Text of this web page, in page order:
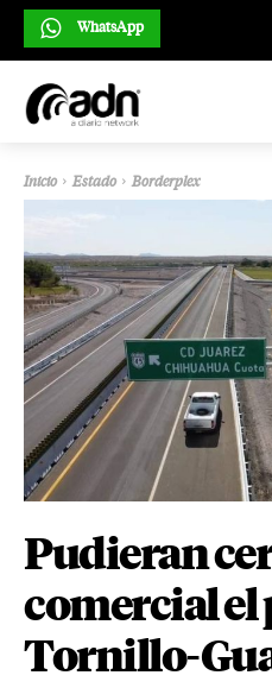
WhatsApp
Inicio Estado Borderplex
Pudieran
comercial el
Tornillo-